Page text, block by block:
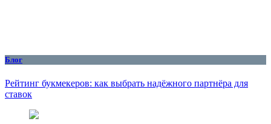
Блог
Рейтинг букмекеров: как выбрать надёжного партнёра для
ставок